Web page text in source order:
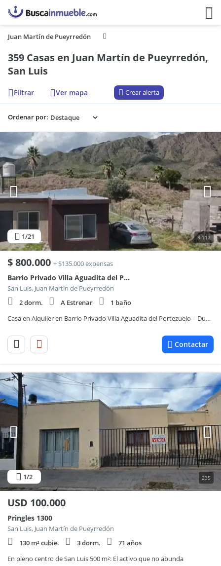
Juan Martín de Pueyrredón
359 Casas en Juan Martín de Pueyrredón,
San Luis
Filtrar Ver mapa Crear alerta
Ordenar por:
1/21 3.117
$800.000 + $135.000 expensas
Barrio Privado Villa Aguadita del Portezuelo - San Luis
San Luis, Juan Martín de Pueyrredón
2 dorm.
A Estrenar
1 baño
Casa en Alquiler en Barrio Privado Villa Aguadita del Portezuelo – Dueño Directo
Contactar
1/2 235
USD 100.000
Pringles 1300
San Luis, Juan Martín de Pueyrredón
130 m² cubie.
3 dorm.
71 años
En pleno centro de San Luis 500 m²: El activo que no abunda